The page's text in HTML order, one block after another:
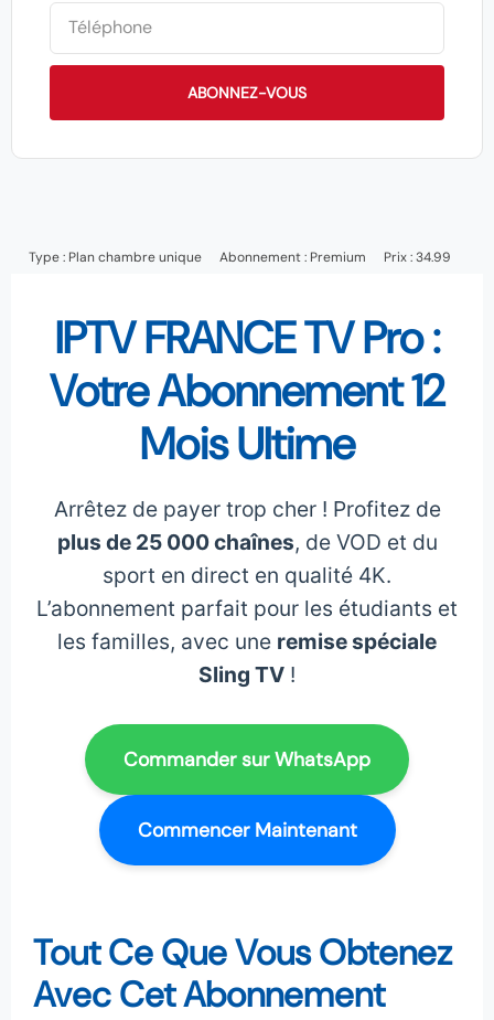
ABONNEZ-VOUS
Type : Plan chambre unique Abonnement : Premium Prix : 34.99
IPTV FRANCE TV Pro :
Votre Abonnement 12
Mois Ultime
Arrêtez de payer trop cher ! Profitez de
plus de 25 000 chaînes, de VOD et du
sport en direct en qualité 4K.
L’abonnement parfait pour les étudiants et
les familles, avec une remise spéciale
Sling TV !
Commander sur WhatsApp
Commencer Maintenant
Tout Ce Que Vous Obtenez
Avec Cet Abonnement